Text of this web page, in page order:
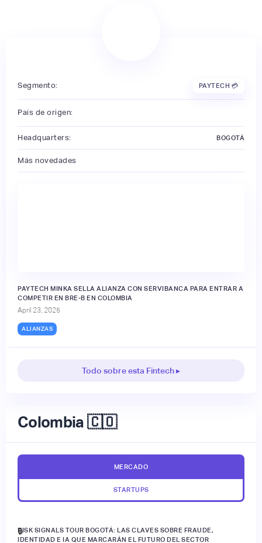
Segmento: PAYTECH 💳
País de origen:
Headquarters: BOGOTÁ
Más novedades
PAYTECH MINKA SELLA ALIANZA CON SERVIBANCA PARA ENTRAR A
COMPETIR EN BRE-B EN COLOMBIA
April 23, 2025
ALIANZAS
Todo sobre esta Fintech ▸
Colombia 🇨🇴
MERCADO
STARTUPS
RISK SIGNALS TOUR BOGOTÁ: LAS CLAVES SOBRE FRAUDE,
IDENTIDAD E IA QUE MARCARÁN EL FUTURO DEL SECTOR
🔒